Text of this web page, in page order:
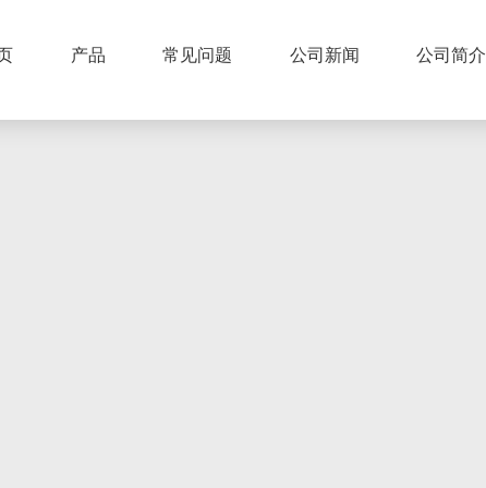
产品 常见问题 公司新闻 公司简介